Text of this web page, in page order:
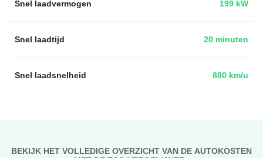
Snel laadvermogen 199 kW
Snel laadtijd 20 minuten
Snel laadsnelheid 880 km/u
BEKIJK HET VOLLEDIGE OVERZICHT VAN DE AUTOKOSTEN